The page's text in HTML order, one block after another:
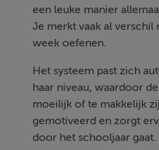
een leuke manier
Je merkt vaak al verschil
week oefenen.
Het systeem past zich
haar niveau, waardoor
moeilijk of te makkelijk
gemotiveerd en zorgt
door het schooljaar gaat.